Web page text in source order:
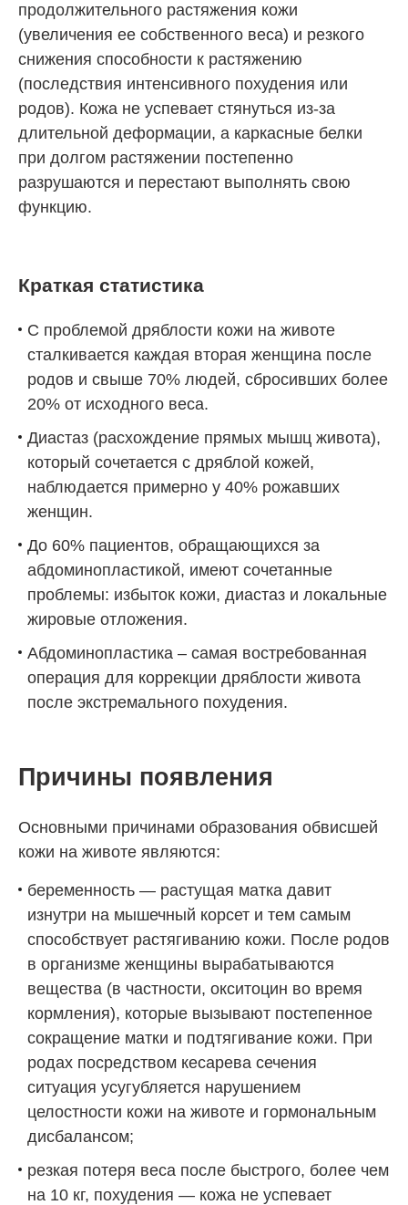
продолжительного растяжения кожи
(увеличения ее собственного веса) и резкого
снижения способности к растяжению
(последствия интенсивного похудения или
родов). Кожа не успевает стянуться из-за
длительной деформации, а каркасные белки
при долгом растяжении постепенно
разрушаются и перестают выполнять свою
функцию.
Краткая статистика
С проблемой дряблости кожи на животе
сталкивается каждая вторая женщина после
родов и свыше 70% людей, сбросивших более
20% от исходного веса.
Диастаз (расхождение прямых мышц живота),
который сочетается с дряблой кожей,
наблюдается примерно у 40% рожавших
женщин.
До 60% пациентов, обращающихся за
абдоминопластикой, имеют сочетанные
проблемы: избыток кожи, диастаз и локальные
жировые отложения.
Абдоминопластика – самая востребованная
операция для коррекции дряблости живота
после экстремального похудения.
Причины появления
Основными причинами образования обвисшей
кожи на животе являются:
беременность — растущая матка давит
изнутри на мышечный корсет и тем самым
способствует растягиванию кожи. После родов
в организме женщины вырабатываются
вещества (в частности, окситоцин во время
кормления), которые вызывают постепенное
сокращение матки и подтягивание кожи. При
родах посредством кесарева сечения
ситуация усугубляется нарушением
целостности кожи на животе и гормональным
дисбалансом;
резкая потеря веса после быстрого, более чем
на 10 кг, похудения — кожа не успевает